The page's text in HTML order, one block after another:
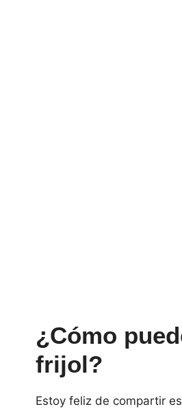
¿Cómo
frijol?
Estoy feliz de compartir